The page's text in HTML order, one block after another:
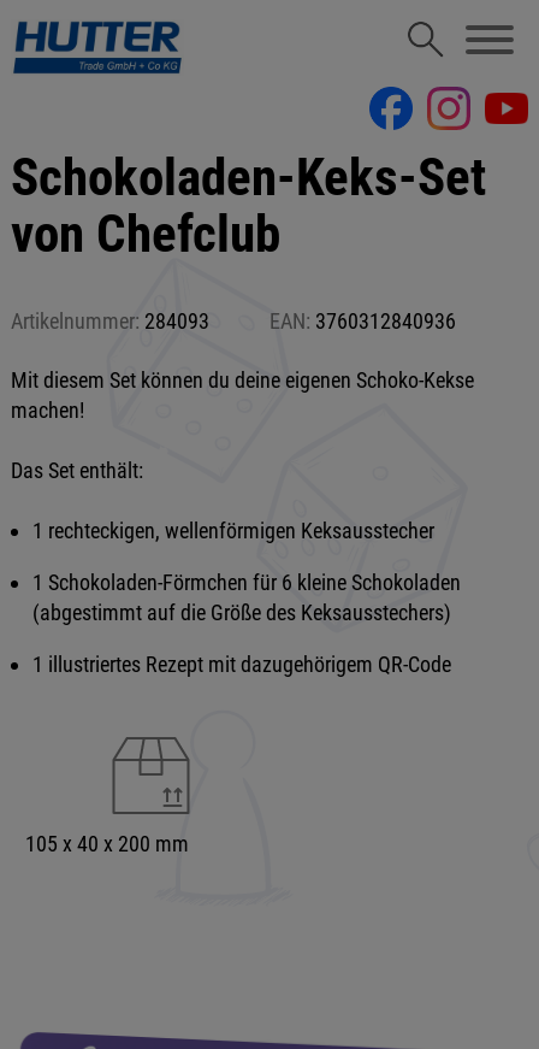
Schokoladen-Keks-Set
von Chefclub
Artikelnummer: 284093 EAN: 3760312840936
Mit diesem Set können du deine eigenen Schoko-Kekse
machen!
Das Set enthält:
1 rechteckigen, wellenförmigen Keksausstecher
1 Schokoladen-Förmchen für 6 kleine Schokoladen
(abgestimmt auf die Größe des Keksausstechers)
1 illustriertes Rezept mit dazugehörigem QR-Code
105 x 40 x 200 mm